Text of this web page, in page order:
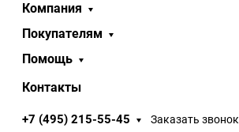
Компания
Покупателям
Помощь
Контакты
+7 (495) 215-55-45 Заказать звонок